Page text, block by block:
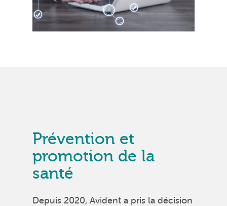
Prévention et
promotion de la
santé
Depuis 2020, Avident a pris la décision